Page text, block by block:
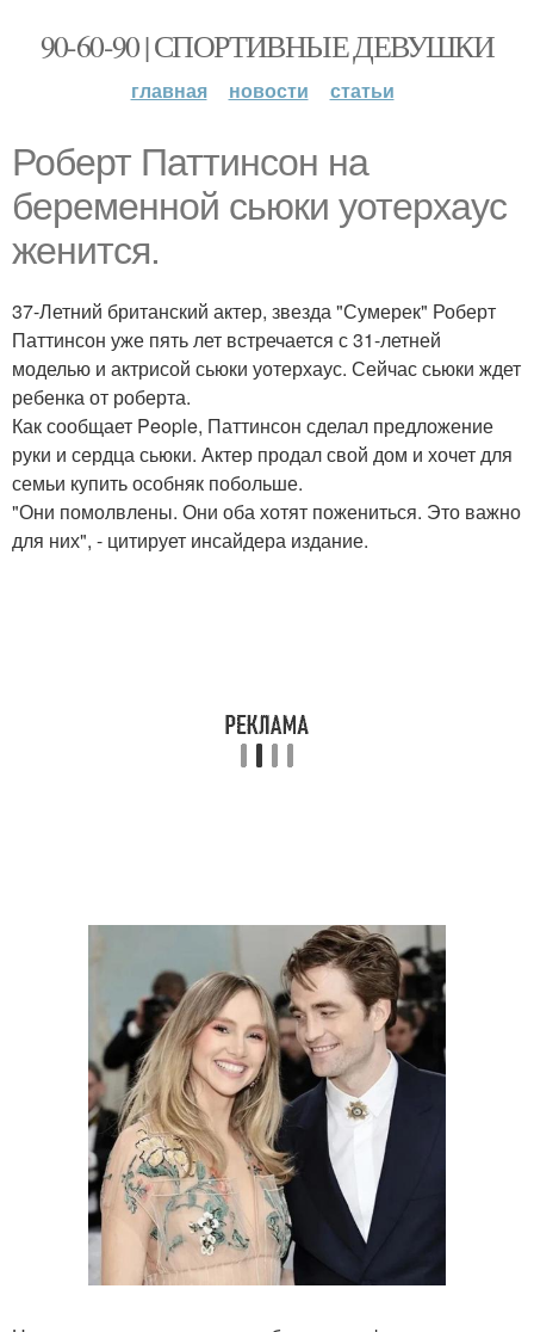
90-60-90 | СПОРТИВНЫЕ ДЕВУШКИ
главная новости статьи
Роберт Паттинсон на
беременной сьюки уотерхаус
женится.
37-Летний британский актер, звезда "Сумерек" Роберт
Паттинсон уже пять лет встречается с 31-летней
моделью и актрисой сьюки уотерхаус. Сейчас сьюки ждет
ребенка от роберта.
Как сообщает People, Паттинсон сделал предложение
руки и сердца сьюки. Актер продал свой дом и хочет для
семьи купить особняк побольше.
"Они помолвлены. Они оба хотят пожениться. Это важно
для них", - цитирует инсайдера издание.